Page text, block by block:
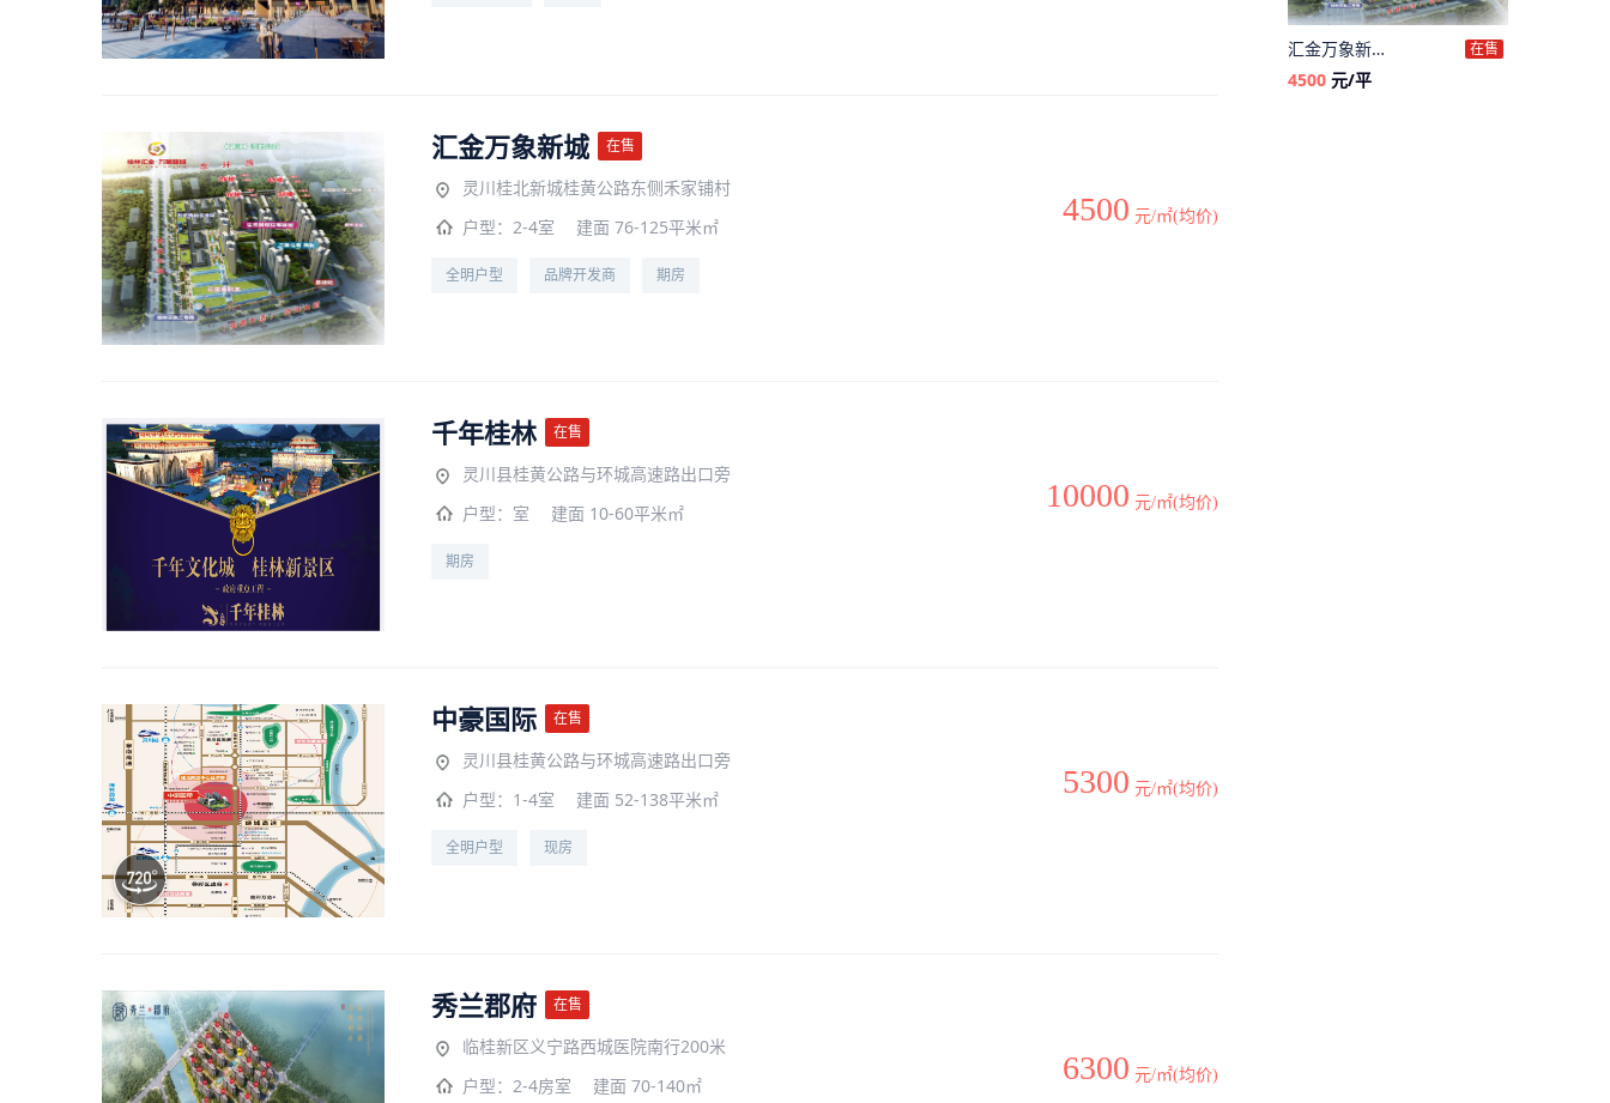
汇金万象新城 在售
灵川桂北新城桂黄公路东侧禾家铺村
户型： 2-4室 建面 76-125平米㎡
全明户型 品牌开发商 期房
4500 元/㎡(均价)
千年桂林 在售
灵川县桂黄公路与环城高速路出口旁
户型： 室 建面 10-60平米㎡
期房
10000 元/㎡(均价)
中豪国际 在售
灵川县桂黄公路与环城高速路出口旁
户型： 1-4室 建面 52-138平米㎡
全明户型 现房
5300 元/㎡(均价)
秀兰郡府 在售
临桂新区义宁路西城医院南行200米
户型： 2-4房室 建面 70-140㎡ 6300 元/㎡(均价)
汇金万象新城 在售
4500 元/平